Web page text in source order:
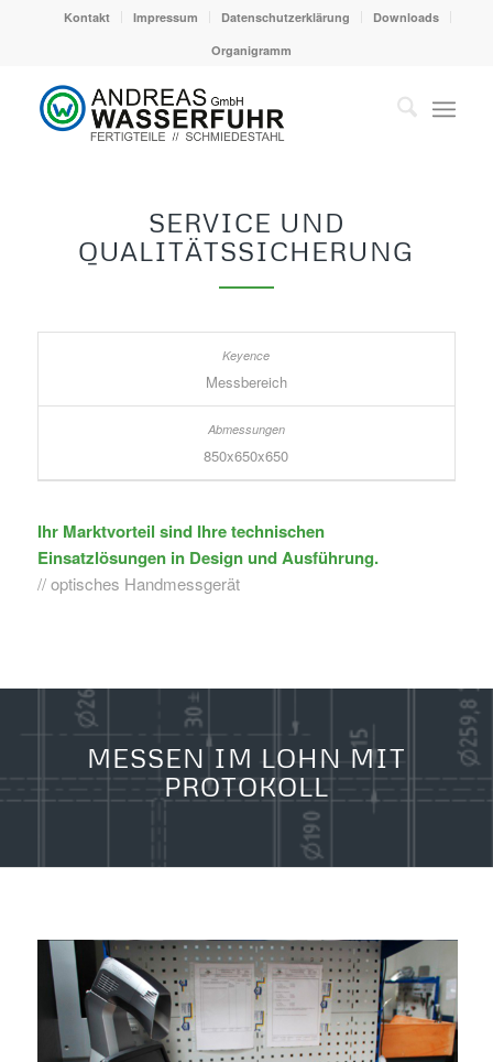
Kontakt Impressum Datenschutzerklärung
Downloads
Organigramm
SERVICE UND
QUALITÄTSSICHERUNG
Messbereich
850x650x650
Ihr Marktvorteil sind Ihre technischen
Einsatzlösungen in Design und Ausführung.
// optisches Handmessgerät
MESSEN IM LOHN MIT
PROTOKOLL